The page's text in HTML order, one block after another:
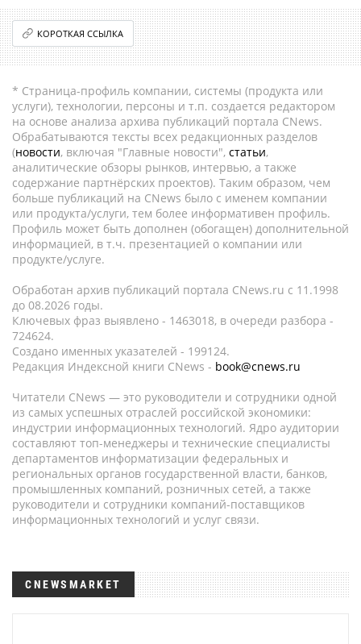
КОРОТКАЯ ССЫЛКА
* Страница-профиль компании, системы (продукта или
услуги), технологии, персоны и т.п. создается редактором
на основе анализа архива публикаций портала CNews.
Обрабатываются тексты всех редакционных разделов
(новости, включая "Главные новости", статьи,
аналитические обзоры рынков, интервью, а также
содержание партнёрских проектов). Таким образом, чем
больше публикаций на CNews было с именем компании
или продукта/услуги, тем более информативен профиль.
Профиль может быть дополнен (обогащен) дополнительной
информацией, в т.ч. презентацией о компании или
продукте/услуге.
Обработан архив публикаций портала CNews.ru c 11.1998
до 08.2026 годы.
Ключевых фраз выявлено - 1463018, в очереди разбора -
724624.
Создано именных указателей - 199124.
Редакция Индексной книги CNews - book@cnews.ru
Читатели CNews — это руководители и сотрудники одной
из самых успешных отраслей российской экономики:
индустрии информационных технологий. Ядро аудитории
составляют топ-менеджеры и технические специалисты
департаментов информатизации федеральных и
региональных органов государственной власти, банков,
промышленных компаний, розничных сетей, а также
руководители и сотрудники компаний-поставщиков
информационных технологий и услуг связи.
CNEWSMARKET